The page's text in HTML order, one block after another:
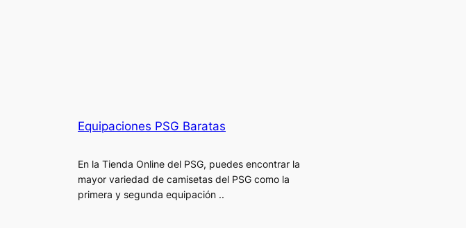
Equipaciones PSG Baratas
En la Tienda Online del PSG, puedes encontrar la
mayor variedad de camisetas del PSG como la
primera y segunda equipación ..